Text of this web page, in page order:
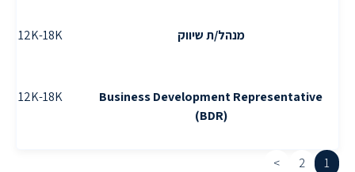
מנהל/ת שיווק 12K-18K
Business Development Representative
(BDR)
12K-18K
1
2
>